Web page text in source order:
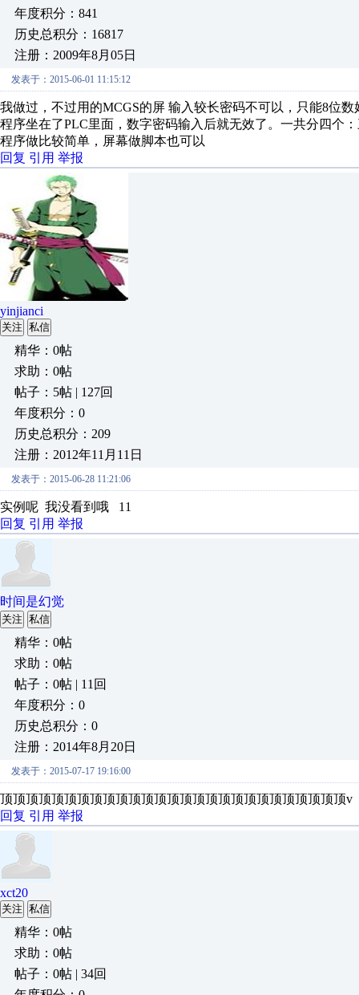
年度积分：841
历史总积分：16817
注册：2009年8月05日
发表于：2015-06-01 11:15:12
我做过，不过用的MCGS的屏 输入较长密码不可以，只能8位数
程序坐在了PLC里面，数字密码输入后就无效了。一共分四个
程序做比较简单，屏幕做脚本也可以
回复 引用 举报
yinjianci
关注 私信
精华：0帖
求助：0帖
帖子：5帖 | 127回
年度积分：0
历史总积分：209
注册：2012年11月11日
发表于：2015-06-28 11:21:06
实例呢 我没看到哦 11
回复 引用 举报
时间是幻觉
关注 私信
精华：0帖
求助：0帖
帖子：0帖 | 11回
年度积分：0
历史总积分：0
注册：2014年8月20日
发表于：2015-07-17 19:16:00
顶顶顶顶顶顶顶顶顶顶顶顶顶顶顶顶顶顶顶顶顶顶顶顶顶顶顶v
回复 引用 举报
xct20
关注 私信
精华：0帖
求助：0帖
帖子：0帖 | 34回